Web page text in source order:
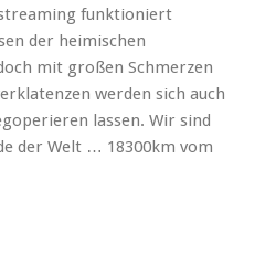
funktioniert
der heimischen
mit großen Schmerzen
werden sich auch
lassen. Wir sind
der Welt … 18300km vom